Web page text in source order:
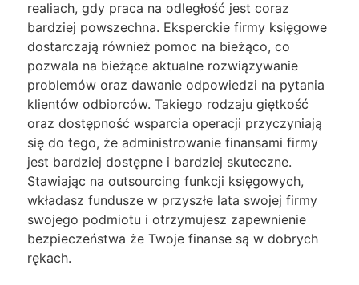
realiach, gdy praca na odległość jest coraz
bardziej powszechna. Eksperckie firmy księgowe
dostarczają również pomoc na bieżąco, co
pozwala na bieżące aktualne rozwiązywanie
problemów oraz dawanie odpowiedzi na pytania
klientów odbiorców. Takiego rodzaju giętkość
oraz dostępność wsparcia operacji przyczyniają
się do tego, że administrowanie finansami firmy
jest bardziej dostępne i bardziej skuteczne.
Stawiając na outsourcing funkcji księgowych,
wkładasz fundusze w przyszłe lata swojej firmy
swojego podmiotu i otrzymujesz zapewnienie
bezpieczeństwa że Twoje finanse są w dobrych
rękach.